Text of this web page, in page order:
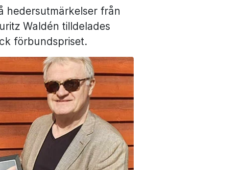
hedersutmärkelser från
Waldén tilldelades
förbundspriset.